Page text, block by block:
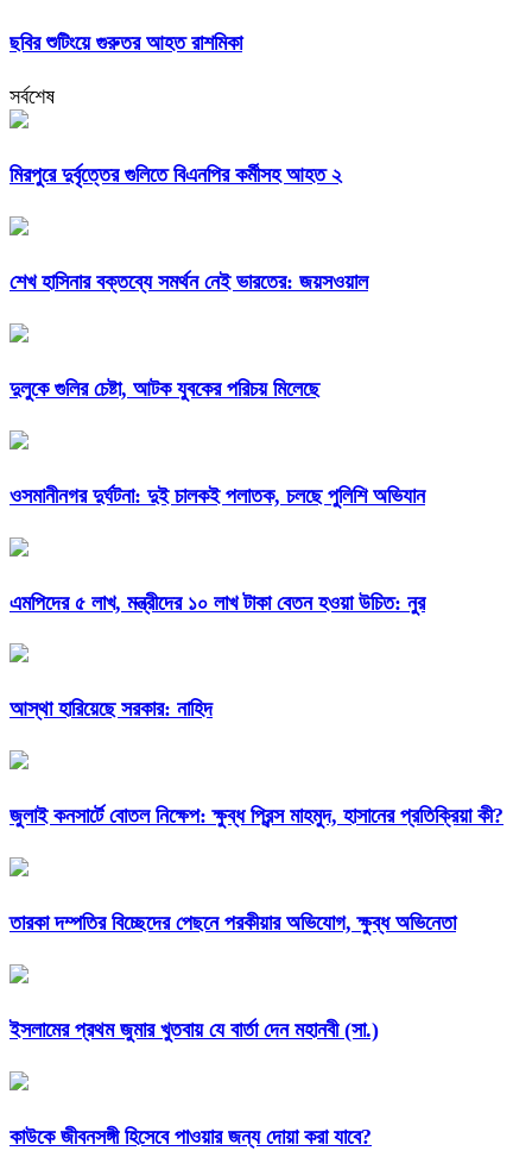
ছবির শুটিংয়ে গুরুতর আহত রাশমিকা
সর্বশেষ
মিরপুরে দুর্বৃত্তের গুলিতে বিএনপির কর্মীসহ আহত ২
শেখ হাসিনার বক্তব্যে সমর্থন নেই ভারতের: জয়সওয়াল
দুলুকে গুলির চেষ্টা, আটক যুবকের পরিচয় মিলেছে
ওসমানীনগর দুর্ঘটনা: দুই চালকই পলাতক, চলছে পুলিশি অভিযান
এমপিদের ৫ লাখ, মন্ত্রীদের ১০ লাখ টাকা বেতন হওয়া উচিত: নুর
আস্থা হারিয়েছে সরকার: নাহিদ
জুলাই কনসার্টে বোতল নিক্ষেপ: ক্ষুব্ধ প্রিন্স মাহমুদ, হাসানের প্রতিক্রিয়া কী?
তারকা দম্পতির বিচ্ছেদের পেছনে পরকীয়ার অভিযোগ, ক্ষুব্ধ অভিনেতা
ইসলামের প্রথম জুমার খুতবায় যে বার্তা দেন মহানবী (সা.)
কাউকে জীবনসঙ্গী হিসেবে পাওয়ার জন্য দোয়া করা যাবে?